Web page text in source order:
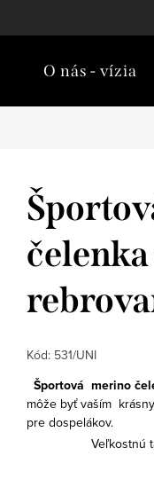
O nás - vízia
Kód: 531/UNI
Športová merino
môže byť vaším
pre dospelákov.
Veľkostnú